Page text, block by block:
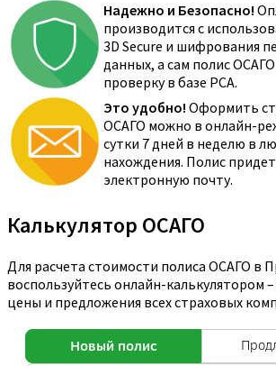
Надежно и Безопасно!
производится с
3D Secure и шифрования
данных, а сам полис
проверку в базе РСА.
Это удобно! Оформить
ОСАГО можно в онлайн-
сутки 7 дней в неделю в
нахождения. Полис
электронную почту.
Калькулятор ОСАГО
Для расчета стоимости полиса ОСАГО в
воспользуйтесь онлайн-калькулятором
цены и предложения всех страховых